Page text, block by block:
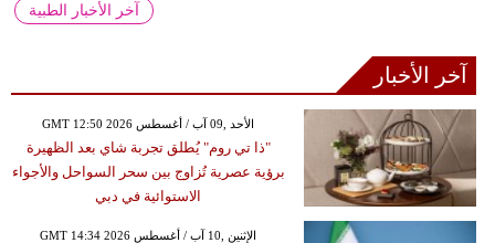
آخر الأخبار الطبية
آخر الأخبار
GMT 12:50 2026 الأحد ,09 آب / أغسطس
"ذا تي روم" يُطلق تجربة شاي بعد الظهيرة
برؤية عصرية تُزاوج بين سحر السواحل والأجواء
الاستوائية في دبي
GMT 14:34 2026 الإثنين ,10 آب / أغسطس